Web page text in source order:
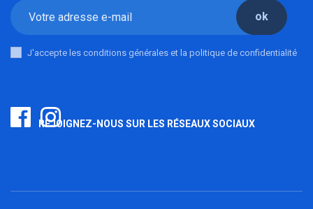
ok
J'accepte les conditions générales et la politique de confidentialité
REJOIGNEZ-NOUS SUR LES RÉSEAUX SOCIAUX